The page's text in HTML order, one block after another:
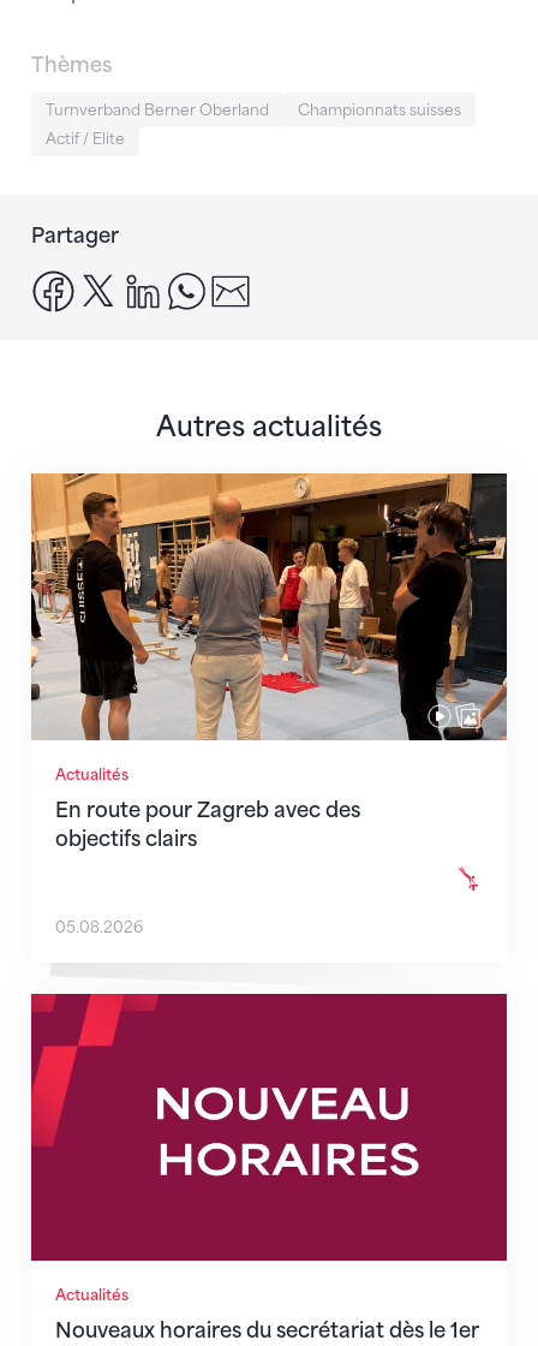
Thèmes
Turnverband Berner Oberland
Championnats suisses
Actif / Elite
Partager
facebook
x linkedinwhatsapp
Autres actualités
Actualités
En route pour Zagreb avec des
objectifs clairs
En route pour Zagreb avec des objectifs clairs
05.08.2026
Actualités
Nouveaux horaires du secrétariat dès le 1er
Nouveaux horaires du secrétariat dès le 1er août